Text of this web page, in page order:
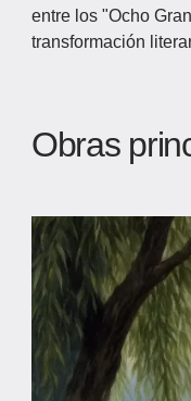
entre los "Ocho
transformación
Obras